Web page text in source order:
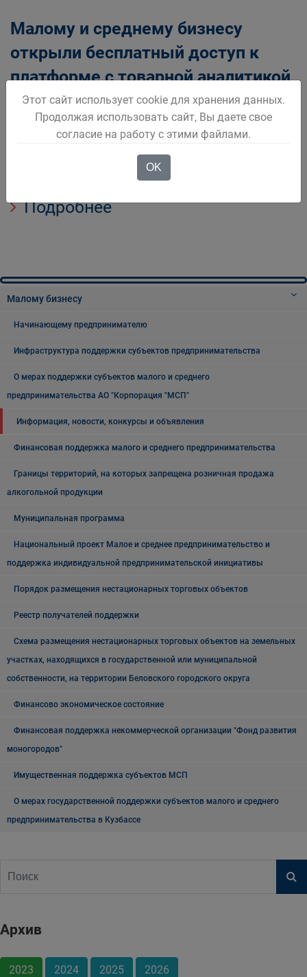
Малому и среднему бизнесу
открыли бесплатный доступ к
платформе с товарной аналитикой
Центр развития перспективных технологий для малых
и средних предприятий запустил аналитический
Честный знак Сервис будет бесплатным до конца
Подробнее
Малому бизнесу
Начинающему предпринимателю
Инфраструктура поддержки субъектов предпринимательства
О мерах поддержки субъектов малого и среднего
предпринимательства АО "Корпорация "МСП"
Информация, новости, конкурсы и объявления
Финансовая поддержка малого и среднего предпринимательства
Границы территорий, на которых запрещена розничная продажа
алкогольной продукции
Муниципальная программа
Национальный проект Малое и среднее предпринимательство и
поддержка индивидуальной предпринимательской инициативы
Порядок размещения нестационарных торговых объектов
Реестр получателей поддержки
Схема размещения нестационарных торговых объектов на земельных
участках, находящихся в государственной или муниципальной
собственности, на территории Беловского городского округа
Финансово экономическое состояние
Финансовая поддержка некоммерческой организации "Фонд развития
моногородов"
Имущественная поддержка субъектов МСП
О мерах государственной поддержки субъектов малого и среднего
предпринимательства в Кузбассе
Архив
2023 2024 2025 2026
Этот сайт использует cookie для хранения данных.
Продолжая использовать сайт, Вы даете свое
согласие на работу с этими файлами.
OK